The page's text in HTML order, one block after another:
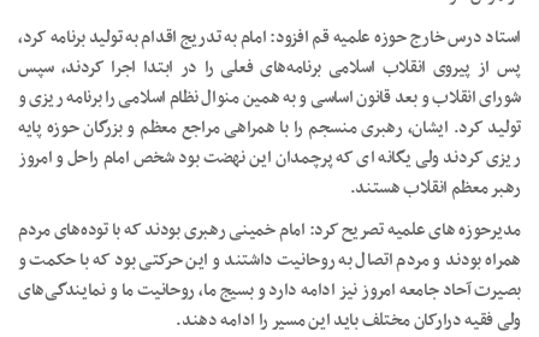
استاد درس خارج حوزه علمیه قم افزود: امام به تدریج اقدام به تولید برنامه کرد،
پس از پیروی انقلاب اسلامی برنامه‌های فعلی را در ابتدا اجرا کردند، سپس
شورای انقلاب و بعد قانون اساسی و به همین منوال نظام اسلامی را برنامه ریزی و
تولید کرد. ایشان، رهبری منسجم را با همراهی مراجع معظم و بزرگان حوزه پایه
ریزی کردند ولی یگانه ای که پرچمدان این نهضت بود شخص امام راحل و امروز
رهبر معظم انقلاب هستند.
مدیرحوزه های علمیه تصریح کرد: امام خمینی رهبری بودند که با توده‌های مردم
همراه بودند و مردم اتصال به روحانیت داشتند و این حرکتی بود که با حکمت و
بصیرت آحاد جامعه امروز نیز ادامه دارد و بسیج ما، روحانیت ما و نمایندگی‌های
ولی فقیه درارکان مختلف باید این مسیر را ادامه دهند.